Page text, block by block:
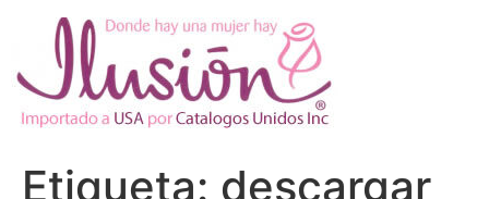
contenido
Etiqueta: descargar